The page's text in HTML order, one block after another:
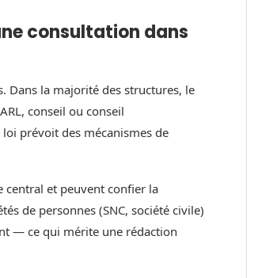
consultation dans
Dans la majorité des structures, le
conseil ou conseil
prévoit des mécanismes de
central et peuvent confier la
de personnes (SNC, société civile)
— ce qui mérite une rédaction